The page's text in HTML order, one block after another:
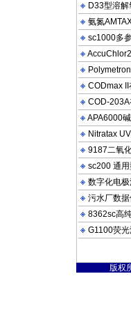
D33型溶解
氨氮
sc1000多
CODmax II
COD-
APA6000
Nitratax
9187二氧
sc200 通
数字化电
污水厂数
8362sc高
G1100荧
版权